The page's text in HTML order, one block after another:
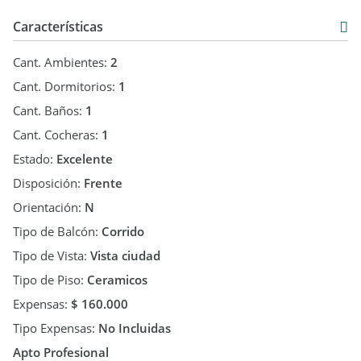
Características
Cant. Ambientes: 2
Cant. Dormitorios: 1
Cant. Baños: 1
Cant. Cocheras: 1
Estado: Excelente
Disposición: Frente
Orientación: N
Tipo de Balcón: Corrido
Tipo de Vista: Vista ciudad
Tipo de Piso: Ceramicos
Expensas: $ 160.000
Tipo Expensas: No Incluidas
Apto Profesional